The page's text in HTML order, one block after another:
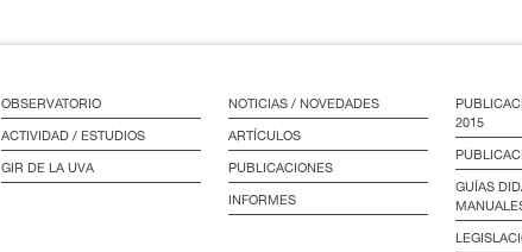
OBSERVATORIO
ACTIVIDAD / ESTUDIOS
GIR DE LA UVA
NOTICIAS / NOVEDADES
ARTÍCULOS
PUBLICACIONES
INFORMES
2015
GUÍAS